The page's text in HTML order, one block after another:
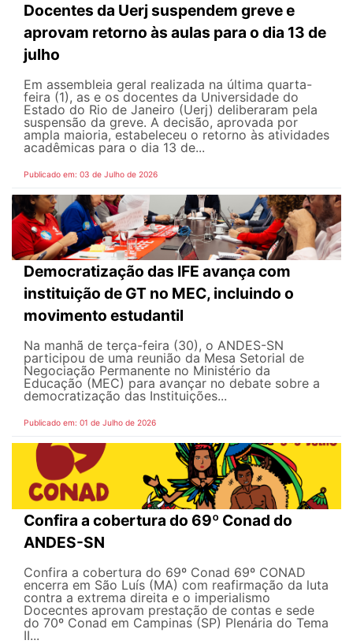
Docentes da Uerj suspendem greve e
aprovam retorno às aulas para o dia 13 de
julho
Em assembleia geral realizada na última quarta-
feira (1), as e os docentes da Universidade do
Estado do Rio de Janeiro (Uerj) deliberaram pela
suspensão da greve. A decisão, aprovada por
ampla maioria, estabeleceu o retorno às atividades
acadêmicas para o dia 13 de...
Publicado em: 03 de Julho de 2026
Democratização das IFE avança com
instituição de GT no MEC, incluindo o
movimento estudantil
Na manhã de terça-feira (30), o ANDES-SN
participou de uma reunião da Mesa Setorial de
Negociação Permanente no Ministério da
Educação (MEC) para avançar no debate sobre a
democratização das Instituições...
Publicado em: 01 de Julho de 2026
Confira a cobertura do 69º Conad do
ANDES-SN
Confira a cobertura do 69º Conad 69º CONAD
encerra em São Luís (MA) com reafirmação da luta
contra a extrema direita e o imperialismo
Docecntes aprovam prestação de contas e sede
do 70º Conad em Campinas (SP) Plenária do Tema
II...